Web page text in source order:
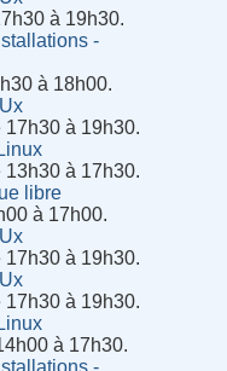
à 19h30.
-
à 18h00.
17h30 à 19h30.
13h30 à 17h30.
libre
à 17h00.
17h30 à 19h30.
17h30 à 19h30.
à 17h30.
-